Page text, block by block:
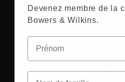
A propos de nous
Restez informé des sorties de
promotions et annonces
Devenez membre de la
Bowers & Wilkins.